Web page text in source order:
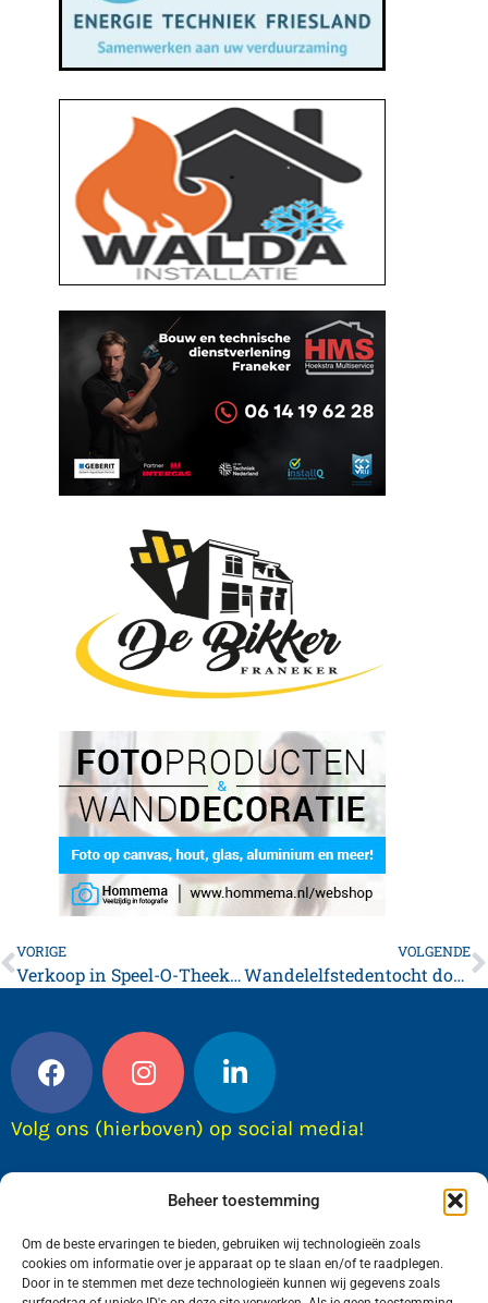
Beheer toestemming
Om de beste ervaringen te bieden, gebruiken wij technologieën zoals
cookies om informatie over je apparaat op te slaan en/of te raadplegen.
Door in te stemmen met deze technologieën kunnen wij gegevens zoals
VORIGE
Verkoop in Speel-O-Theek Franeker
VOLGENDE
Wandelelfstedentocht doet Franeker aan.
Volg ons (hierboven) op social media!